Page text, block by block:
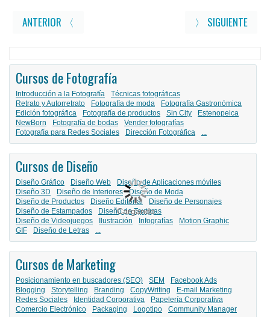
Cargando
ANTERIOR 〈 〉 SIGUIENTE
Cursos de Fotografía
Introducción a la Fotografía
Técnicas fotográficas
Retrato y Autorretrato
Fotografía de moda
Fotografía Gastronómica
Edición fotográfica
Fotografía de productos Sin City
Estenopeica
NewBorn
Fotografía de bodas
Vender fotografías
Fotografía para Redes Sociales
Dirección Fotográfica
Cursos de Diseño
Diseño Gráfico Diseño Web
Diseño de Aplicaciones móviles
Diseño 3D
Diseño de Interiores
Diseño de Moda
Diseño de Productos
Diseño Editorial
Diseño de Personajes
Diseño de Estampados
Diseño de Texturas
Diseño de Videojuegos
Ilustración Infografías
Motion Graphic
GIF
Diseño de Letras
Cursos de Marketing
Posicionamiento en buscadores (SEO) SEM
Facebook Ads
Blogging
Storytelling Branding CopyWriting
E-mail Marketing
Redes Sociales
Identidad Corporativa
Papelería Corporativa
Comercio Electrónico
Packaging Logotipo
Community Manager